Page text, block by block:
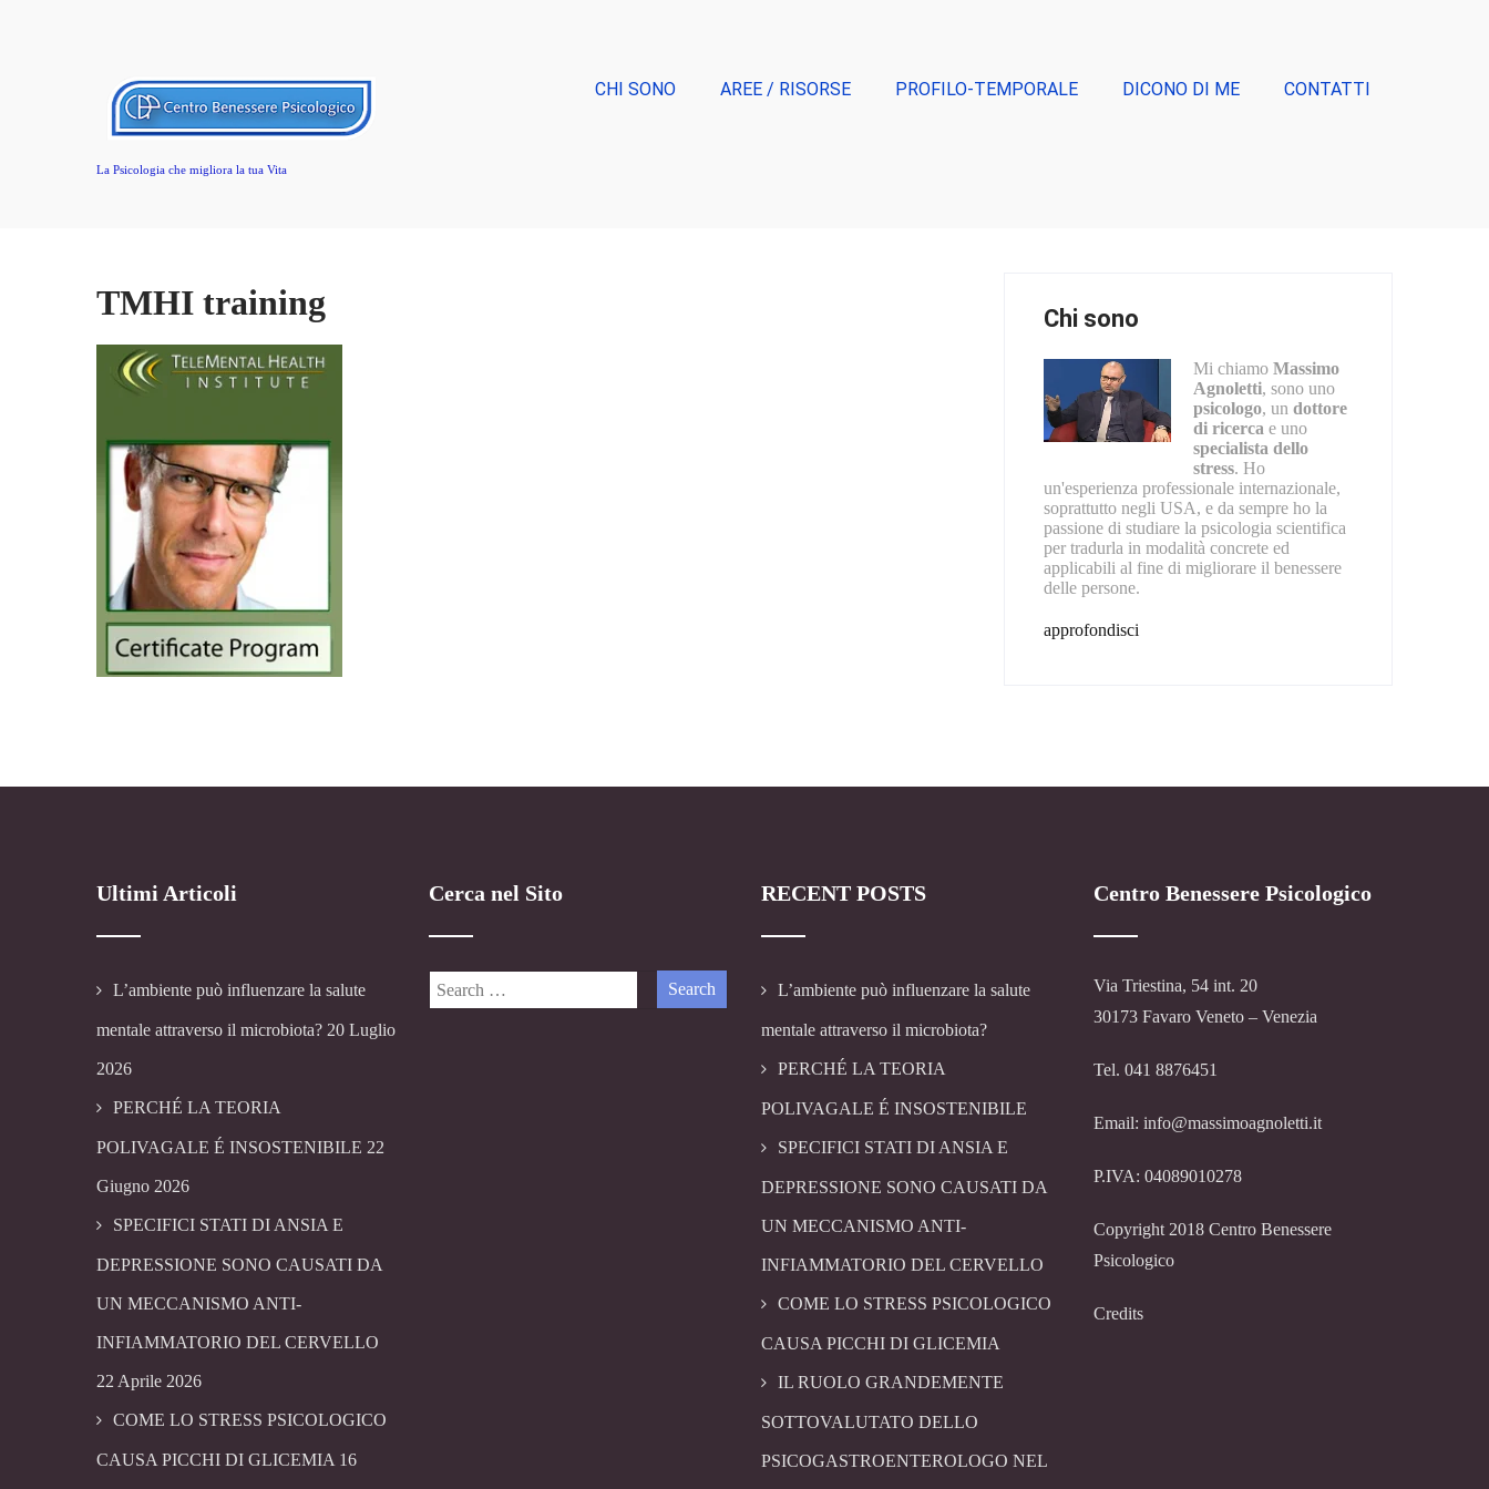
La Psicologia che migliora la tua Vita
CHI SONO AREE / RISORSE PROFILO-TEMPORALE DICONO DI ME CONTATTI
TMHI training Chi sono
Mi chiamoMassimo
Agnoletti, sono uno
psicologo, undottore
di ricerca e uno
specialista dello
stress. Ho
un'esperienza professionale internazionale,
soprattutto negli USA, e da sempre ho la
passione di studiare la psicologia scientifica
per tradurla in modalità concrete ed
applicabili al fine di migliorare il benessere
delle persone.
approfondisci
Ultimi Articoli
L’ambiente può influenzare la salute
mentale attraverso il microbiota? 20 Luglio
2026
PERCHÉ LA TEORIA
POLIVAGALE É INSOSTENIBILE 22
Giugno 2026
SPECIFICI STATI DI ANSIA E
DEPRESSIONE SONO CAUSATI DA
UN MECCANISMO ANTI-
INFIAMMATORIO DEL CERVELLO
22 Aprile 2026
COME LO STRESS PSICOLOGICO
CAUSA PICCHI DI GLICEMIA 16
Cerca nel Sito RECENT POSTS
L’ambiente può influenzare la salute
mentale attraverso il microbiota?
PERCHÉ LA TEORIA
POLIVAGALE É INSOSTENIBILE
SPECIFICI STATI DI ANSIA E
DEPRESSIONE SONO CAUSATI DA
UN MECCANISMO ANTI-
INFIAMMATORIO DEL CERVELLO
COME LO STRESS PSICOLOGICO
CAUSA PICCHI DI GLICEMIA
IL RUOLO GRANDEMENTE
SOTTOVALUTATO DELLO
PSICOGASTROENTEROLOGO NEL
Centro Benessere Psicologico
Via Triestina, 54 int. 20
30173 Favaro Veneto – Venezia
Tel. 041 8876451
Email: info@massimoagnoletti.it
P.IVA: 04089010278
Copyright 2018 Centro Benessere
Psicologico
Credits